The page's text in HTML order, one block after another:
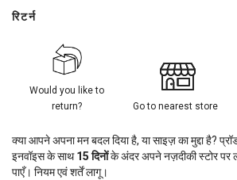
रिटर्न
Would you like to
return?
Go to nearest store
क्या आपने अपना मन बदल दिया है, या साइज़ का मुद्दा है?
इनवॉइस के साथ15 दिनोंके अंदर अपने नज़दीकी स्टोर पर
पाएँ। नियम एवं शर्तें लागू।